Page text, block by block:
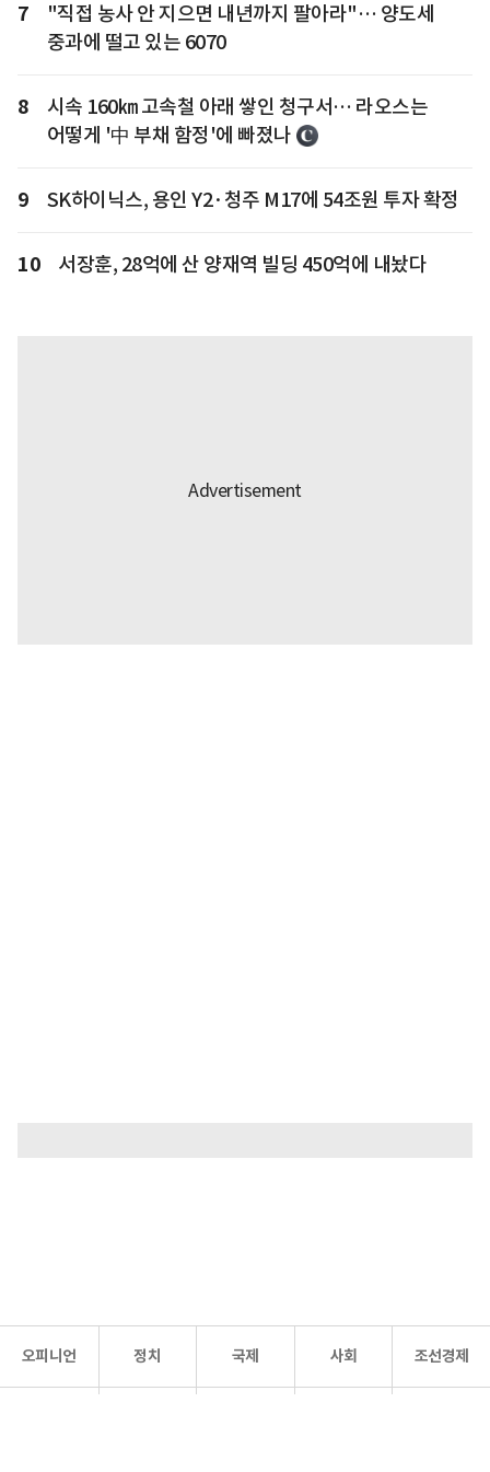
7
"직접 농사 안 지으면 내년까지 팔아라"… 양도세
중과에 떨고 있는 6070
8
시속 160㎞ 고속철 아래 쌓인 청구서… 라오스는
어떻게 '中 부채 함정'에 빠졌나
9 SK하이닉스, 용인 Y2·청주 M17에 54조원 투자 확정
10 서장훈, 28억에 산 양재역 빌딩 450억에 내놨다
오피니언 정치 국제 사회 조선경제